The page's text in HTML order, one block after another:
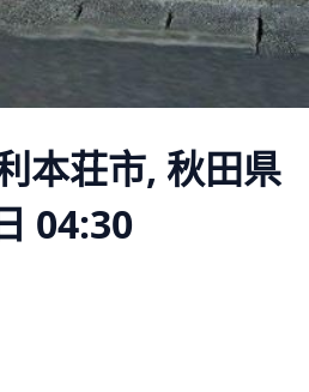
本荘市, 秋田県
04:30